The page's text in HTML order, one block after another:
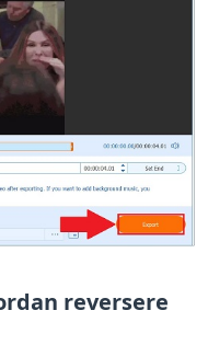
reversere